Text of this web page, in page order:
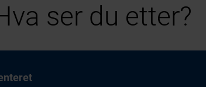
ser du etter?